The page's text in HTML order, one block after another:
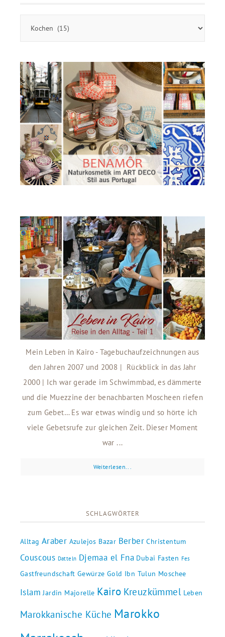
Mein Leben in Kairo - Tagebuchaufzeichnungen aus
den Jahren 2007 und 2008 | Rückblick in das Jahr
2000 | Ich war gerade im Schwimmbad, es dämmerte
und die Muezzine der benachbarten Moscheen riefen
zum Gebet… Es war etwas windig und so hörte ich
viele Gebetsrufe zur gleichen Zeit. Dieser Moment
war ...
Weiterlesen...
SCHLAGWÖRTER
Alltag Araber Azulejos Bazar Berber Christentum
Couscous Datteln Djemaa el Fna Dubai Fasten Fes
Gastfreundschaft Gewürze Gold Ibn Tulun Moschee
Islam Jardin Majorelle Kairo Kreuzkümmel Leben
Marokkanische Küche Marokko